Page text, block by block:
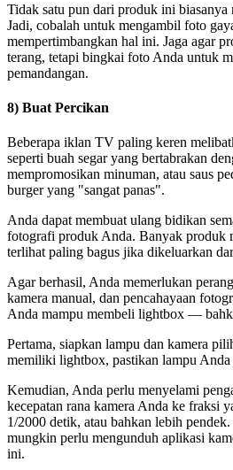
Tidak satu pun dari produk ini biasanya
Jadi, cobalah untuk mengambil foto
mempertimbangkan hal ini. Jaga agar
terang, tetapi bingkai foto Anda untuk
pemandangan.
8) Buat Percikan
Beberapa iklan TV paling keren
seperti buah segar yang bertabrakan
mempromosikan minuman, atau saus
burger yang "sangat panas".
Anda dapat membuat ulang bidikan
fotografi produk Anda. Banyak produk
terlihat paling bagus jika dikeluarkan
Agar berhasil, Anda memerlukan
kamera manual, dan pencahayaan
Anda mampu membeli lightbox —
Pertama, siapkan lampu dan kamera
memiliki lightbox, pastikan lampu Anda
Kemudian, Anda perlu menyelami
kecepatan rana kamera Anda ke fraksi
1/2000 detik, atau bahkan lebih
mungkin perlu mengunduh aplikasi
ini.